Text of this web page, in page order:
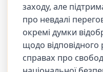
заходу, але
про невдалі
окремі думки
щодо
справах про